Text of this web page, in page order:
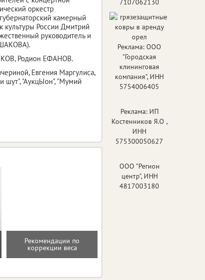
оркестр
камерный
культуры России Дмитрий
руководитель и
Родион ЕФАНОВ.
Евгения Маргулиса,
шут", "АукцЫон", "Мумий
Рекомендации по
коррекции веса
Реклама: ООО
"Городская
клининговая
компания", ИНН
5754006405
Реклама: ИП
Костенников Я.О ,
ИНН
575300050627
ООО "Регион
центр", ИНН
4817003180